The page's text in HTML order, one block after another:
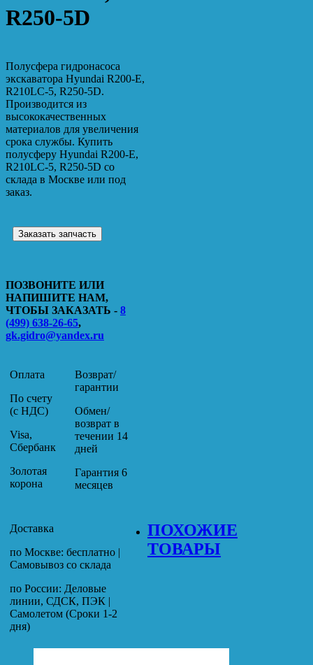
R250-5D
Полусфера гидронасоса
экскаватора Hyundai R200-E,
R210LC-5, R250-5D.
Производится из
высококачественных
материалов для увеличения
срока службы. Купить
полусферу Hyundai R200-E,
R210LC-5, R250-5D со
склада в Москве или под
заказ.
Заказать запчасть
ПОЗВОНИТЕ ИЛИ
НАПИШИТЕ НАМ,
ЧТОБЫ ЗАКАЗАТЬ - 8
(499) 638-26-65,
gk.gidro@yandex.ru
Оплата
По счету
(с НДС)
Visa,
Сбербанк
Золотая
корона
Возврат/
гарантии
Обмен/
возврат в
течении 14
дней
Гарантия 6
месяцев
Доставка
по Москве: бесплатно |
Самовывоз со склада
по России: Деловые
линии, СДСК, ПЭК |
Самолетом (Сроки 1-2
дня)
ПОХОЖИЕ
ТОВАРЫ